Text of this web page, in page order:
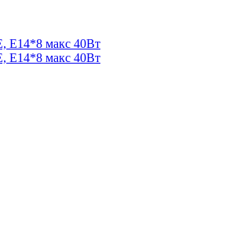
E14*8 макс 40Вт
E14*8 макс 40Вт